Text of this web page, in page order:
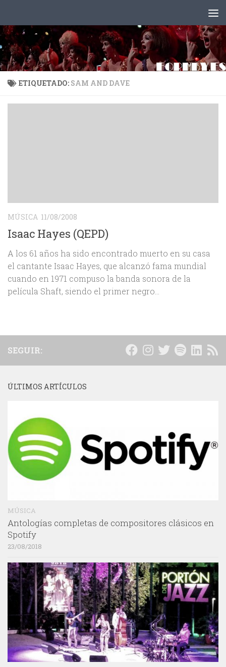
ETIQUETADO: SAM AND DAVE
MÚSICA 11/08/2008
Isaac Hayes (QEPD)
A los 61 años ha sido encontrado muerto en su casa
el cantante Isaac Hayes, que alcanzó fama mundial
cuando en 1971 compuso la banda sonora de la
película Shaft, siendo el primer negro...
SEGUIR:
ÚLTIMOS ARTÍCULOS
MÚSICA
Antologías completas de compositores clásicos en
Spotify
23/08/2018